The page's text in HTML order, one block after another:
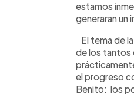
estamos
generaran un
El tema de
de los tantos
el progreso
Benito: los